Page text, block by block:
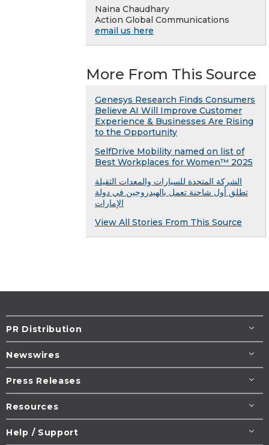
Naina Chaudhary
Action Global Communications
email us here
More From This Source
Genesys Research Finds Consumers
Believe AI Will Improve Customer
Experience & Businesses Are Rising
to the Opportunity
SelfDrive Mobility named on list of
Best Workplaces for Women™ 2025
الشركة المتحدة للسيارات والمعدات الثقيلة
تطلق أول شاحنة تعمل بالهيدروجين في دولة
الإمارات
View All Stories From This Source
PR Distribution
Newswires
Press Releases
Resources
Help / Support